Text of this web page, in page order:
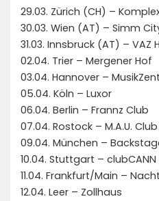
29.03. Zürich (CH) –
30.03. Wien (AT) – Simm
31.03. Innsbruck (AT) – VAZ
02.04. Trier – Mergener Hof
03.04. Hannover –
05.04. Köln – Luxor
06.04. Berlin – Frannz Club
07.04. Rostock – M.A.U. Club
09.04. München –
10.04. Stuttgart – clubCANN
11.04. Frankfurt/Main –
12.04. Leer – Zollhaus